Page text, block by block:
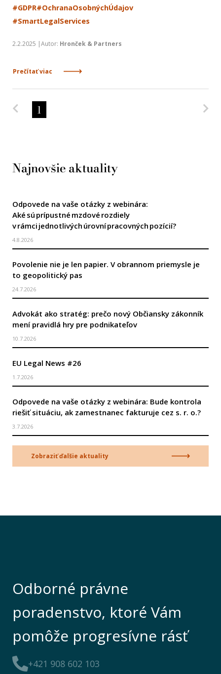
#GDPR#OchranaOsobnýchÚdajov
#SmartLegalServices
2.2.2025 |Autor: Hronček & Partners
Prečítať viac
Predchádzajúca strana
1
Najnovšie aktuality
Odpovede na vaše otázky z webinára:
Aké sú prípustné mzdové rozdiely
v rámci jednotlivých úrovní pracovných pozícií?
4.8.2026
Povolenie nie je len papier. V obrannom priemysle je
to geopolitický pas
24.7.2026
Advokát ako stratég: prečo nový Občiansky zákonník
mení pravidlá hry pre podnikateľov
10.7.2026
EU Legal News #26
1.7.2026
Odpovede na vaše otázky z webinára: Bude kontrola
riešiť situáciu, ak zamestnanec fakturuje cez s. r. o.?
3.7.2026
Zobraziť ďalšie aktuality
Odborné právne
poradenstvo, ktoré Vám
pomôže progresívne rásť
+421 908 602 103